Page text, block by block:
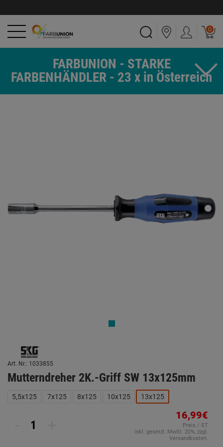
0
FARBUNION - STARKE
FARBENHÄNDLER - 23 x in Österreich
Art. Nr.: 1033855
Mutterndreher 2K.-Griff SW 13x125mm
5,5x125 7x125 8x125 10x125 13x125
16,99€
Preis / ST
inkl. gesetzl. MwSt. 20%, zzgl.
Versandkosten.